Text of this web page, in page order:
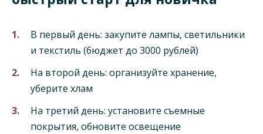
В первый день: закупите лампы, светильники
и текстиль (бюджет до 3000 рублей)
На второй день: организуйте хранение,
уберите хлам
На третий день: установите съемные
покрытия, обновите освещение